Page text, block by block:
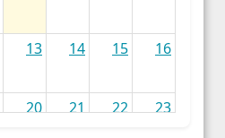
13 14 15 16
20 21 22 23